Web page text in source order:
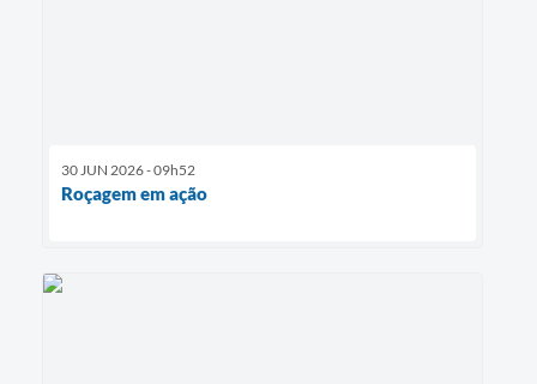
30 JUN 2026 - 09h52
Roçagem em ação